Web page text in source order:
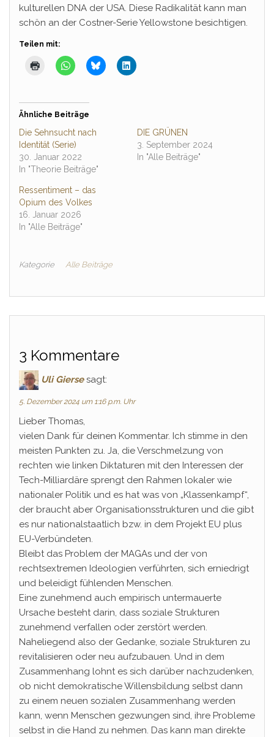
kulturellen DNA der USA. Diese Radikalität kann man
schön an der Costner-Serie Yellowstone besichtigen.
Teilen mit:
Ähnliche Beiträge
Die Sehnsucht nach
Identität (Serie)
30. Januar 2022
In "Theorie Beiträge"
DIE GRÜNEN
3. September 2024
In "Alle Beiträge"
Ressentiment – das
Opium des Volkes
16. Januar 2026
In "Alle Beiträge"
Kategorie Alle Beiträge
3 Kommentare
Uli Gierse sagt:
5. Dezember 2024 um 1:16 p.m. Uhr
Lieber Thomas,
vielen Dank für deinen Kommentar. Ich stimme in den
meisten Punkten zu. Ja, die Verschmelzung von
rechten wie linken Diktaturen mit den Interessen der
Tech-Milliardäre sprengt den Rahmen lokaler wie
nationaler Politik und es hat was von „Klassenkampf“,
der braucht aber Organisationsstrukturen und die gibt
es nur nationalstaatlich bzw. in dem Projekt EU plus
EU-Verbündeten.
Bleibt das Problem der MAGAs und der von
rechtsextremen Ideologien verführten, sich erniedrigt
und beleidigt fühlenden Menschen.
Eine zunehmend auch empirisch untermauerte
Ursache besteht darin, dass soziale Strukturen
zunehmend verfallen oder zerstört werden.
Naheliegend also der Gedanke, soziale Strukturen zu
revitalisieren oder neu aufzubauen. Und in dem
Zusammenhang lohnt es sich darüber nachzudenken,
ob nicht demokratische Willensbildung selbst dann
zu einem neuen sozialen Zusammenhang werden
kann, wenn Menschen gezwungen sind, ihre Probleme
selbst in die Hand zu nehmen. Das kann man direkte